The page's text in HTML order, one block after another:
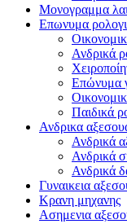
Μονογραμμα
Επωνυμα
Ανδρικά
Επώνυμα
Παιδικά
Ανδρικα
Ανδρικά
Ανδρικά
Ανδρικά
Γυναικεια
Κρανη μηχανης
Ασημενια